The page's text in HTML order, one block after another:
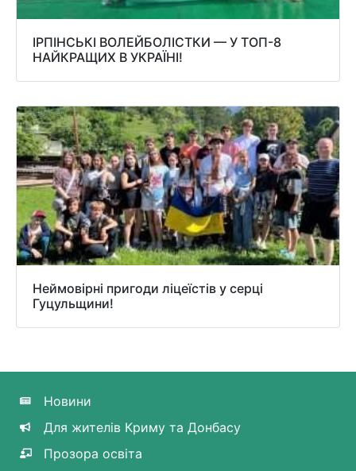
ІРПІНСЬКІ ВОЛЕЙБОЛІСТКИ — У ТОП-8
НАЙКРАЩИХ В УКРАЇНІ!
Неймовірні пригоди ліцеїстів у серці
Гуцульщини!
Новини
Для жителів Криму та Донбасу
Прозора освіта